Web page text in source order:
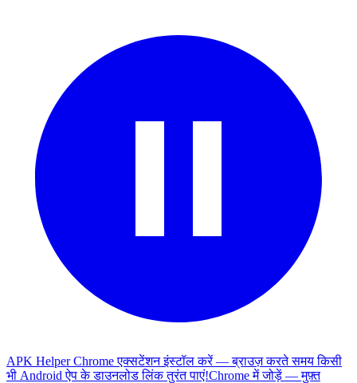
APK Helper Chrome एक्सटेंशन इंस्टॉल करें — ब्राउज़ करते समय किसी
भी Android ऐप के डाउनलोड लिंक तुरंत पाएं!Chrome में जोड़ें — मुफ़्त